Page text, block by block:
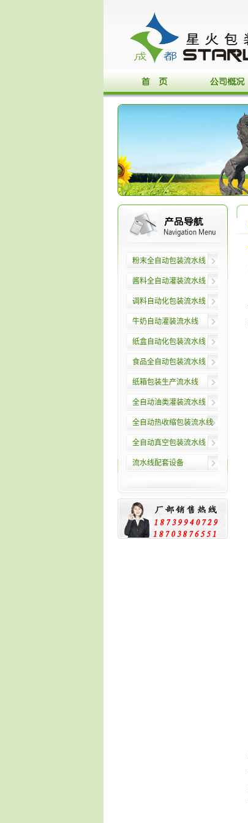
粉末全自动包装流水线
酱料全自动灌装流水线
调料自动化包装流水线
牛奶自动灌装流水线
纸盒自动化包装流水线
食品全自动包装流水线
纸箱包装生产流水线
全自动油类灌装流水线
全自动热收缩包装流水线
全自动真空包装流水线
流水线配套设备